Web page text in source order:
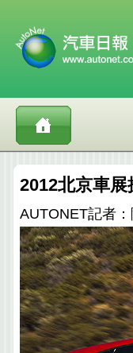
2012北京車
AUTONET記者